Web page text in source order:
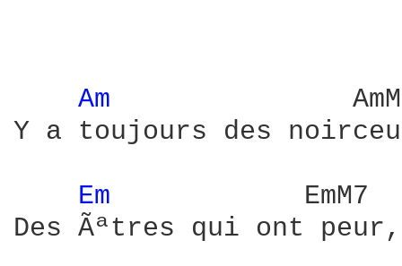
Am
Y a toujours des
Em
Des Ãªtres qui ont